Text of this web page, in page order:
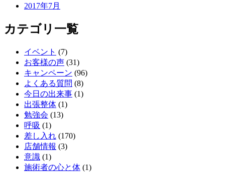
2017年7月
カテゴリ一覧
イベント (7)
お客様の声 (31)
キャンペーン (96)
よくある質問 (8)
今日の出来事 (1)
出張整体 (1)
勉強会 (13)
呼吸 (1)
差し入れ (170)
店舗情報 (3)
意識 (1)
施術者の心と体 (1)